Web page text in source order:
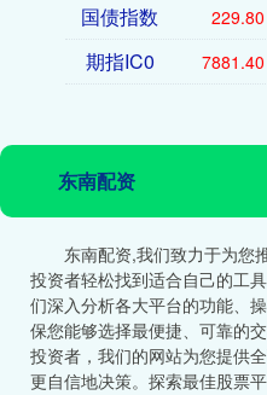
国债指数 229.80
期指IC0 7881.40
东南配资
东南配资,我们致力于为您
投资者轻松找到适合自己的工
们深入分析各大平台的功能、
保您能够选择最便捷、可靠的
投资者，我们的网站为您提供
更自信地决策。探索最佳股票